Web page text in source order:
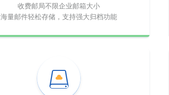
收费邮局不限企业邮箱大小
海量邮件轻松存储，支持强大归档功能